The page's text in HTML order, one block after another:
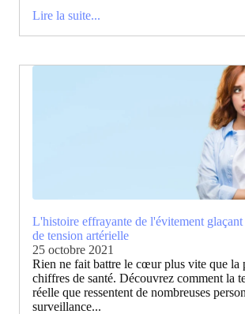
Lire la suite...
L'histoire effrayante de l'évitement glaçant
de tension artérielle
25 octobre 2021
Rien ne fait battre le cœur plus vite que la
chiffres de santé. Découvrez comment la
réelle que ressentent de nombreuses
surveillance...